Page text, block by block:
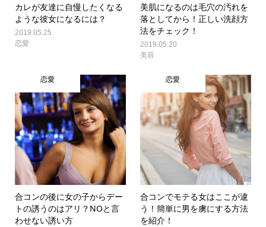
カレが友達に自慢したくなる
ような彼女になるには？
2019.05.25
恋愛
美肌になるのは毛穴の汚れを
落としてから！正しい洗顔方
法をチェック！
2019.05.20
美容
恋愛
合コンの後に女の子からデー
トの誘うのはアリ？NOと言
わせない誘い方
恋愛
合コンでモテる女はここが違
う！簡単に男を虜にする方法
を紹介！